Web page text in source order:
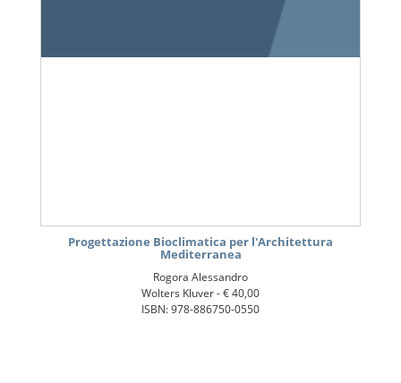
Progettazione Bioclimatica per l'Architettura
Mediterranea
Rogora Alessandro
Wolters Kluver -€ 40,00
ISBN: 978-886750-0550